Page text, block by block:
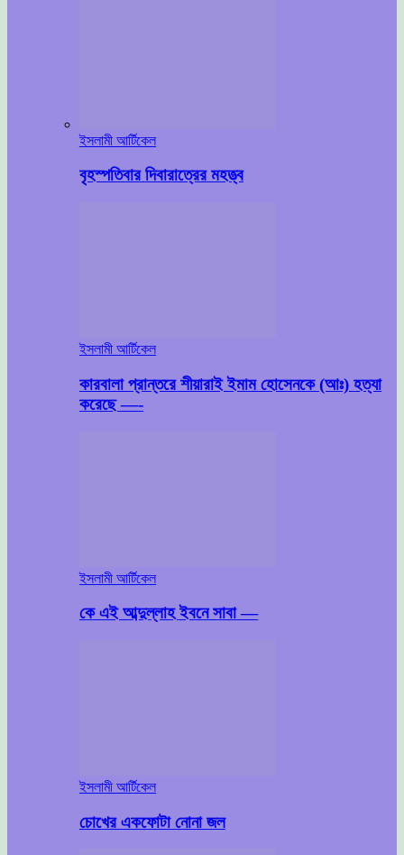
ইসলামী আর্টিকেল
বৃহস্পতিবার দিবারাত্রের মহত্ত্ব
ইসলামী আর্টিকেল
কারবালা প্রান্তরে শীয়ারাই ইমাম হোসেনকে (আঃ) হত্যা
করেছে —-
ইসলামী আর্টিকেল
কে এই আব্দুল্লাহ ইবনে সাবা —
ইসলামী আর্টিকেল
চোখের একফোটা নোনা জল